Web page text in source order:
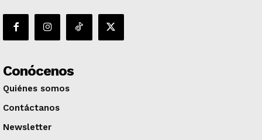
Conócenos
Quiénes somos
Contáctanos
Newsletter